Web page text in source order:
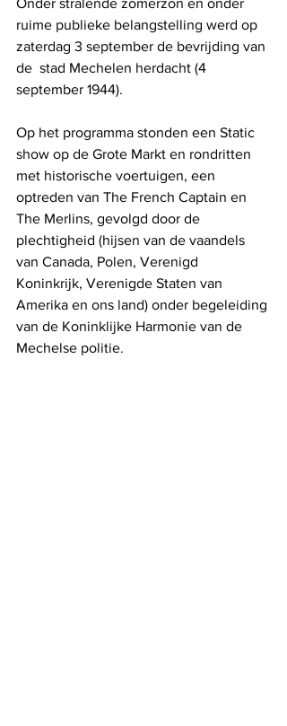
Onder stralende zomerzon en onder
ruime publieke belangstelling werd op
zaterdag 3 september de bevrijding van
de  stad Mechelen herdacht (4
september 1944).
Op het programma stonden een Static
show op de Grote Markt en rondritten
met historische voertuigen, een
optreden van The French Captain en
The Merlins, gevolgd door de
plechtigheid (hijsen van de vaandels
van Canada, Polen, Verenigd
Koninkrijk, Verenigde Staten van
Amerika en ons land) onder begeleiding
van de Koninklijke Harmonie van de
Mechelse politie.